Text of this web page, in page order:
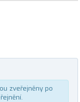
zveřejněny po